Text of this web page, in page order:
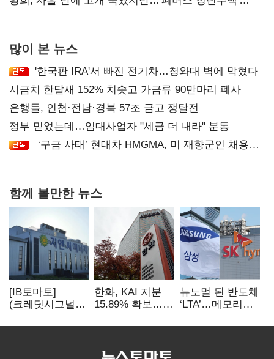
많이 본 뉴스
'한국판 IRA'서 빠진 전기차…청와대 벽에 막혔다
시금치 한달새 152% 치솟고 가금류 90만마리 폐사
은행들, 인천·전남·경북 57조 금고 쟁탈전
정부 믿었는데…임대사업자 "세금 더 내라" 분통
‘구금 사태’ 현대차 HMGMA, 미 재향군인 채용
함께 볼만한 뉴스
[IB토마토]
(크레딧시그널)
데이터센터 타고
한화, KAI 지분
15.89% 확보…
신청 예정
뉴노멀 된 반도체
‘LTA’…메모리
54조 선불 계약